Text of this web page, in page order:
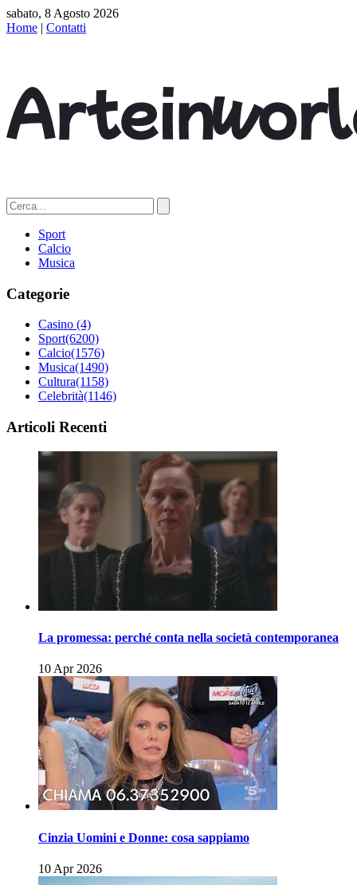
sabato, 8 Agosto 2026
Home | Contatti
Sport
Calcio
Musica
Categorie
Casino (4)
Sport(6200)
Calcio(1576)
Musica(1490)
Cultura(1158)
Celebrità(1146)
Articoli Recenti
La promessa: perché conta nella società contemporanea
10 Apr 2026
Cinzia Uomini e Donne: cosa sappiamo
10 Apr 2026